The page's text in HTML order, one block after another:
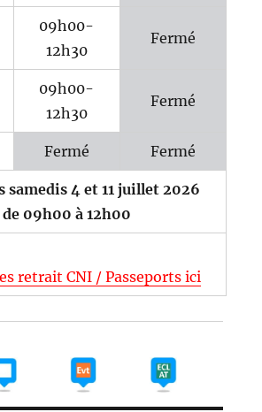
09h00-
12h30
Fermé
09h00-
12h30
Fermé
Fermé Fermé
samedis 4 et 11 juillet 2026
de 09h00 à 12h00
retrait CNI / Passeports ici